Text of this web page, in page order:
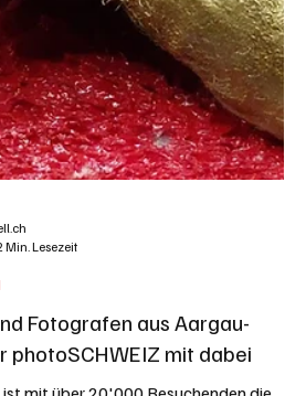
Min. Lesezeit
Exhibitionisten
nahm...